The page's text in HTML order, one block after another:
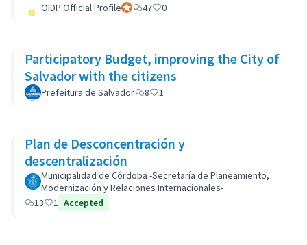
OIDP Official ProfileOfficial participant
47 0
Participatory Budget, improving the City of
Salvador with the citizens
Prefeitura de Salvador 8 1
Plan de Desconcentración y
descentralización
Municipalidad de Córdoba -Secretaría de Planeamiento,
Modernización y Relaciones Internacionales-
13
1 Accepted